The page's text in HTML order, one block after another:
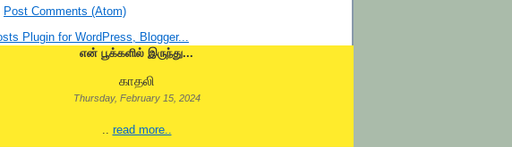
Post Comments (Atom)
என் பூக்களில் இருந்து...
காதலி
Thursday, February 15, 2024
.. read more..